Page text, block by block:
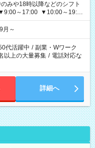
みや18時以降などのシフト
～17:00 ▼10:00～19:00
月～
代活躍中 / 副業・Wワーク
以上の大量募集 / 電話対応な
詳細へ